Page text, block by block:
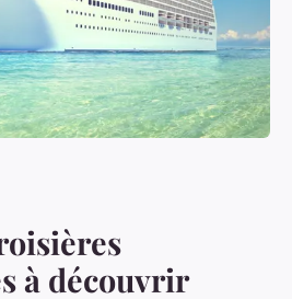
à découvrir